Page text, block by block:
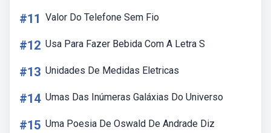
#11 Valor Do Telefone Sem Fio
#12 Usa Para Fazer Bebida Com A Letra S
#13 Unidades De Medidas Eletricas
#14 Umas Das Inúmeras Galáxias Do Universo
#15 Uma Poesia De Oswald De Andrade Diz